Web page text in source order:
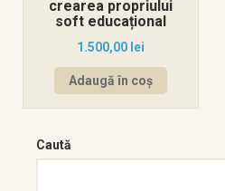
crearea propriului
soft educațional
1.500,00 lei
Adaugă în coș
Caută